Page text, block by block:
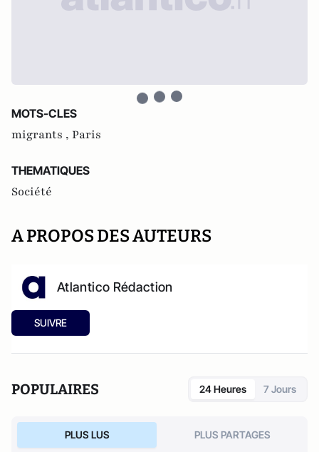
MOTS-CLES
migrants , Paris
THEMATIQUES
Société
A PROPOS DES AUTEURS
Atlantico Rédaction
SUIVRE
POPULAIRES 24 Heures 7 Jours
PLUS LUS PLUS PARTAGES